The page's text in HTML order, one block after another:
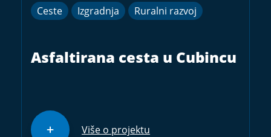
Ceste Izgradnja Ruralni razvoj
Asfaltirana cesta u Cubincu
Više o projektu